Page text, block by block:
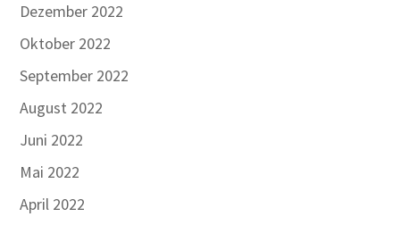
Dezember 2022
Oktober 2022
September 2022
August 2022
Juni 2022
Mai 2022
April 2022